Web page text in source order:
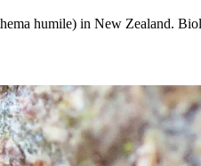
humile) in New Zealand.